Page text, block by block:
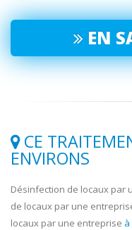
EN
CE
ENVIRONS
Désinfection de locaux par
de locaux par une
locaux par une entreprise